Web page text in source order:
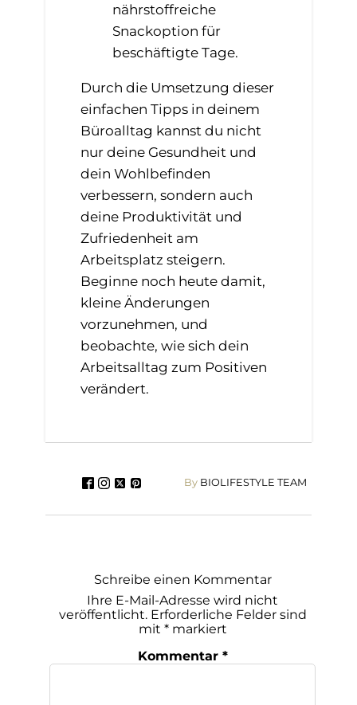
nährstoffreiche
Snackoption für
beschäftigte Tage.
Durch die Umsetzung dieser
einfachen Tipps in deinem
Büroalltag kannst du nicht
nur deine Gesundheit und
dein Wohlbefinden
verbessern, sondern auch
deine Produktivität und
Zufriedenheit am
Arbeitsplatz steigern.
Beginne noch heute damit,
kleine Änderungen
vorzunehmen, und
beobachte, wie sich dein
Arbeitsalltag zum Positiven
verändert.
ByBIOLIFESTYLE TEAM
Schreibe einen Kommentar
Ihre E-Mail-Adresse wird nicht
veröffentlicht. Erforderliche Felder sind
mit *markiert
Kommentar *